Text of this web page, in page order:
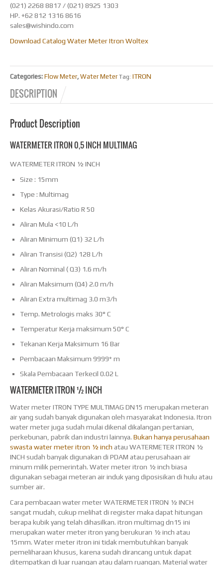
(021) 2268 8817 / (021) 8925 1303
HP. +62 812 1316 8616
sales@wishindo.com
Download Catalog Water Meter Itron Woltex
Categories: Flow Meter, Water Meter Tag: ITRON
DESCRIPTION
Product Description
WATERMETER ITRON 0,5 INCH MULTIMAG
WATERMETER ITRON ½ INCH
Size : 15mm
Type : Multimag
Kelas Akurasi/Ratio R 50
Aliran Mula <10 L/h
Aliran Minimum (Q1) 32 L/h
Aliran Transisi (Q2) 128 L/h
Aliran Nominal ( Q3) 1.6 m/h
Aliran Maksimum (Q4) 2.0 m/h
Aliran Extra multimag 3.0 m3/h
Temp. Metrologis maks 30° C
Temperatur Kerja maksimum 50° C
Tekanan Kerja Maksimum 16 Bar
Pembacaan Maksimum 9999* m
Skala Pembacaan Terkecil 0.02 L
WATERMETER ITRON ½ INCH
Water meter ITRON TYPE MULTIMAG DN15 merupakan meteran
air yang sudah banyak digunakan oleh masyarakat Indonesia. Itron
water meter juga sudah mulai dikenal dikalangan pertanian,
perkebunan, pabrik dan industri lainnya. Bukan hanya perusahaan
swasta water meter itron ½ inch atau WATERMETER ITRON ½
INCH sudah banyak digunakan di PDAM atau perusahaan air
minum milik pemerintah. Water meter itron ½ inch biasa
digunakan sebagai meteran air induk yang diposisikan di hulu atau
sumber air.
Cara pembacaan water meter WATERMETER ITRON ½ INCH
sangat mudah, cukup melihat di register maka dapat hitungan
berapa kubik yang telah dihasilkan. itron multimag dn15 ini
merupakan water meter itron yang berukuran ½ inch atau
15mm. Water meter itron ini tidak membutuhkan banyak
pemeliharaan khusus, karena sudah dirancang untuk dapat
ditempatkan di luar ruangan atau dalam ruangan. Material water